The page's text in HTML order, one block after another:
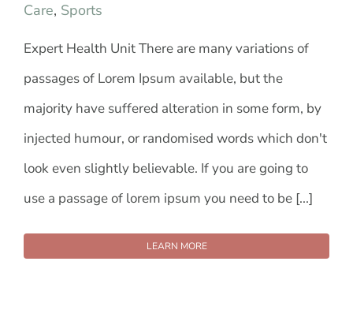
Care, Sports
Expert Health Unit There are many variations of
passages of Lorem Ipsum available, but the
majority have suffered alteration in some form, by
injected humour, or randomised words which don't
look even slightly believable. If you are going to
use a passage of lorem ipsum you need to be [...]
LEARN MORE